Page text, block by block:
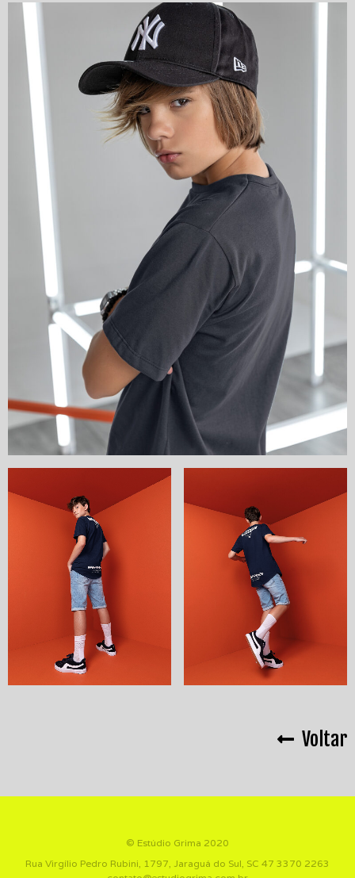
Voltar
© Estúdio Grima 2020
Rua Virgílio Pedro Rubini, 1797, Jaraguá do Sul, SC 47 3370 2263